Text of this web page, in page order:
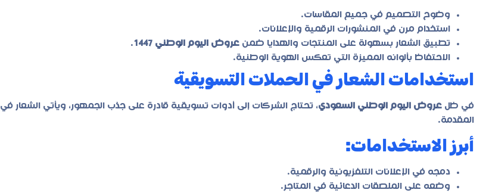
وضوح التصميم في جميع المقاسات.
استخدام مرن في المنشورات الرقمية والإعلانات.
تطبيق الشعار بسهولة على المنتجات والهدايا ضمن عروض اليوم الوطني 1447
.
الاحتفاظ بألوانه المميزة التي تعكس الهوية الوطنية.
استخدامات الشعار في الحملات التسويقية
في ظل عروض اليوم الوطني السعودي، تحتاج الشركات إلى أدوات تسويقية قادرة على جذب الجمهور، ويأتي الشعار في
المقدمة.
أبرز الاستخدامات:
دمجه في الإعلانات التلفزيونية والرقمية.
وضعه على الملصقات الدعائية في المتاجر.